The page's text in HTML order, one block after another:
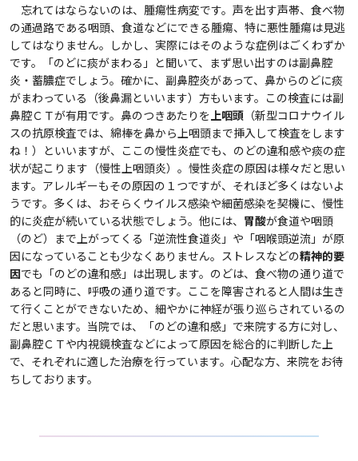
忘れてはならないのは、腫瘍性病変です。声を出す声帯、食べ物
の通過路である咽頭、食道などにできる腫瘍、特に悪性腫瘍は見逃
してはなりません。しかし、実際にはそのような症例はごくわずか
です。「のどに痰がまわる」と聞いて、まず思い出すのは副鼻腔
炎・蓄膿症でしょう。確かに、副鼻腔炎があって、鼻からのどに痰
がまわっている（後鼻漏といいます）方もいます。この検査には副
鼻腔ＣＴが有用です。鼻のつきあたりを 上咽頭 （新型コロナウイル
スの抗原検査では、綿棒を鼻から上咽頭まで挿入して検査をします
ね！）といいますが、ここの慢性炎症でも、のどの違和感や痰の症
状が起こります（慢性上咽頭炎）。慢性炎症の原因は様々だと思い
ます。アレルギーもその原因の１つですが、それほど多くはないよ
うです。多くは、おそらくウイルス感染や細菌感染を契機に、慢性
的に炎症が続いている状態でしょう。他には、 胃酸が食道や咽頭
（のど）まで上がってくる「逆流性食道炎」や「咽喉頭逆流」が原
因になっていることも少なくありません。ストレスなどの精神的要
因でも「のどの違和感」は出現します。のどは、食べ物の通り道で
あると同時に、呼吸の通り道です。ここを障害されると人間は生き
て行くことができないため、細やかに神経が張り巡らされているの
だと思います。当院では、「のどの違和感」で来院する方に対し、
副鼻腔ＣＴや内視鏡検査などによって原因を総合的に判断した上
で、それぞれに適した治療を行っています。心配な方、来院をお待
ちしております。